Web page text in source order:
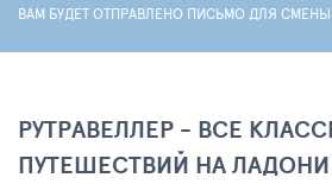
ВАМ БУДЕТ ОТПРАВЛЕНО ПИСЬМО ДЛЯ
РУТРАВЕЛЛЕР - ВСЕ
ПУТЕШЕСТВИЙ НА ЛАДОНИ